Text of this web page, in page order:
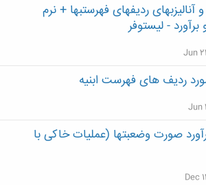
آنالیزبهای ردیفهای فهرستبها + نرم
برآورد - لیستوفر
Jun
ردیف های فهرست ابنیه
Jun
صورت وضعبتها (عملیات خاکی با
Dec